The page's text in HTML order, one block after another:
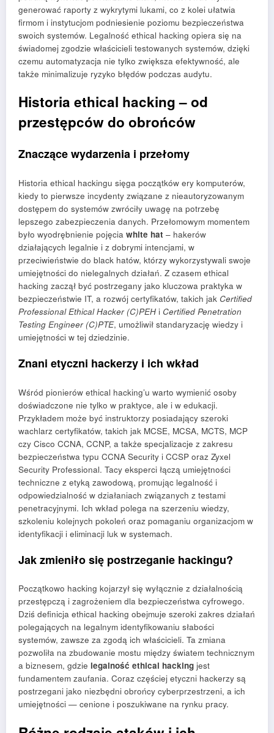
generować raporty z wykrytymi lukami, co z kolei ułatwia
firmom i instytucjom podniesienie poziomu bezpieczeństwa
swoich systemów. Legalność ethical hacking opiera się na
świadomej zgodzie właścicieli testowanych systemów, dzięki
czemu automatyzacja nie tylko zwiększa efektywność, ale
także minimalizuje ryzyko błędów podczas audytu.
Historia ethical hacking – od
przestępców do obrońców
Znaczące wydarzenia i przełomy
Historia ethical hackingu sięga początków ery komputerów,
kiedy to pierwsze incydenty związane z nieautoryzowanym
dostępem do systemów zwróciły uwagę na potrzebę
lepszego zabezpieczenia danych. Przełomowym momentem
było wyodrębnienie pojęcia white hat – hakerów
działających legalnie i z dobrymi intencjami, w
przeciwieństwie do black hatów, którzy wykorzystywali swoje
umiejętności do nielegalnych działań. Z czasem ethical
hacking zaczął być postrzegany jako kluczowa praktyka w
bezpieczeństwie IT, a rozwój certyfikatów, takich jak Certified
Professional Ethical Hacker (C)PEH i Certified Penetration
Testing Engineer (C)PTE, umożliwił standaryzację wiedzy i
umiejętności w tej dziedzinie.
Znani etyczni hackerzy i ich wkład
Wśród pionierów ethical hacking’u warto wymienić osoby
doświadczone nie tylko w praktyce, ale i w edukacji.
Przykładem może być instruktorzy posiadający szeroki
wachlarz certyfikatów, takich jak MCSE, MCSA, MCTS, MCP
czy Cisco CCNA, CCNP, a także specjalizacje z zakresu
bezpieczeństwa typu CCNA Security i CCSP oraz Zyxel
Security Professional. Tacy eksperci łączą umiejętności
techniczne z etyką zawodową, promując legalność i
odpowiedzialność w działaniach związanych z testami
penetracyjnymi. Ich wkład polega na szerzeniu wiedzy,
szkoleniu kolejnych pokoleń oraz pomaganiu organizacjom w
identyfikacji i eliminacji luk w systemach.
Jak zmieniło się postrzeganie hackingu?
Początkowo hacking kojarzył się wyłącznie z działalnością
przestępczą i zagrożeniem dla bezpieczeństwa cyfrowego.
Dziś definicja ethical hacking obejmuje szeroki zakres działań
polegających na legalnym identyfikowaniu słabości
systemów, zawsze za zgodą ich właścicieli. Ta zmiana
pozwoliła na zbudowanie mostu między światem technicznym
a biznesem, gdzie legalność ethical hacking jest
fundamentem zaufania. Coraz częściej etyczni hackerzy są
postrzegani jako niezbędni obrońcy cyberprzestrzeni, a ich
umiejętności — cenione i poszukiwane na rynku pracy.